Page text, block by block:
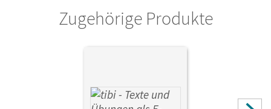
Herausgeber/-in
von Scheven, Eva; Weidmann, Dirk
Mertens, Paula; Müllenmeister, Benjamin; Reinhard, Marie-
Zugehörige Produkte